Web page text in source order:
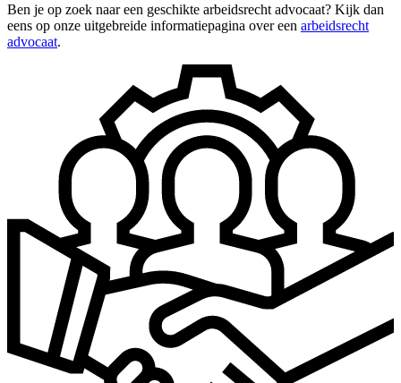
Ben je op zoek naar een geschikte arbeidsrecht advocaat? Kijk dan
eens op onze uitgebreide informatiepagina over een arbeidsrecht
advocaat.